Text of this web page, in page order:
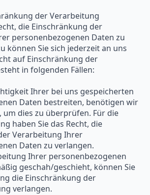
der Verarbeitung
die Einschränkung der
personenbezogenen Daten zu
können Sie sich jederzeit an uns
auf Einschränkung der
in folgenden Fällen:
Ihrer bei uns gespeicherten
Daten bestreiten, benötigen wir
um dies zu überprüfen. Für die
haben Sie das Recht, die
Verarbeitung Ihrer
Daten zu verlangen.
Ihrer personenbezogenen
geschah/geschieht, können Sie
die Einschränkung der
verlangen.